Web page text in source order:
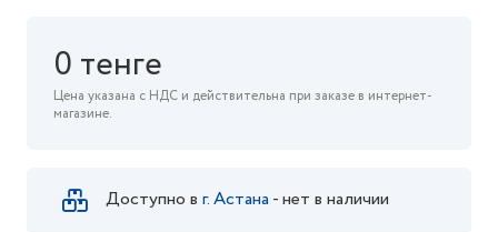
0 тенге
Цена указана с НДС и действительна при заказе в интернет-
магазине.
Доступно в г. Астана - нет в наличии